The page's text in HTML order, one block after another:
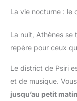
La vie nocturne : le
La nuit, Athènes se
repère pour ceux
Le district de Psiri
et de musique.
jusqu’au petit matin